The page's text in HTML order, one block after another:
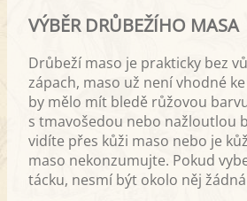
VÝBĚR DRŮBEŽÍHO MASA
Drůbeží maso je prakticky bez
zápach, maso už není vhodné
by mělo mít bledě růžovou
s tmavošedou nebo nažloutlou
vidíte přes kůži maso nebo je
maso nekonzumujte. Pokud
tácku, nesmí být okolo něj